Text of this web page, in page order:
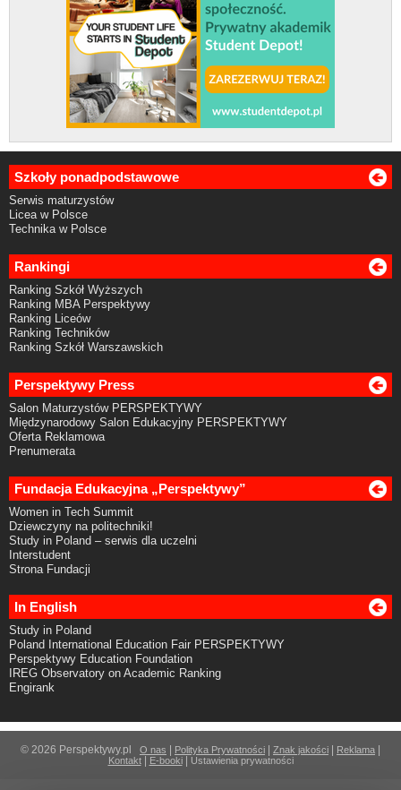
Szkoły ponadpodstawowe
Serwis maturzystów
Licea w Polsce
Technika w Polsce
Rankingi
Ranking Szkół Wyższych
Ranking MBA Perspektywy
Ranking Liceów
Ranking Techników
Ranking Szkół Warszawskich
Perspektywy Press
Salon Maturzystów PERSPEKTYWY
Międzynarodowy Salon Edukacyjny PERSPEKTYWY
Oferta Reklamowa
Prenumerata
Fundacja Edukacyjna „Perspektywy”
Women in Tech Summit
Dziewczyny na politechniki!
Study in Poland – serwis dla uczelni
Interstudent
Strona Fundacji
In English
Study in Poland
Poland International Education Fair PERSPEKTYWY
Perspektywy Education Foundation
IREG Observatory on Academic Ranking
Engirank
© 2026 Perspektywy.pl O nas | Polityka Prywatności | Znak jakości | Reklama |
Kontakt| E-booki| Ustawienia prywatności